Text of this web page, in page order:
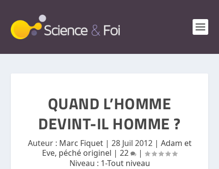
QUAND L’HOMME
DEVINT-IL HOMME ?
Auteur : Marc Fiquet| 28 Juil 2012| Adam et
Eve, péché originel | 22
|
Niveau : 1-Tout niveau